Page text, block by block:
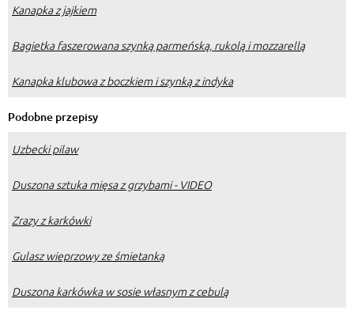
Kanapka z jajkiem
Bagietka faszerowana szynką parmeńską, rukolą i mozzarellą
Kanapka klubowa z boczkiem i szynką z indyka
Podobne przepisy
Uzbecki pilaw
Duszona sztuka mięsa z grzybami - VIDEO
Zrazy z karkówki
Gulasz wieprzowy ze śmietanką
Duszona karkówka w sosie własnym z cebulą